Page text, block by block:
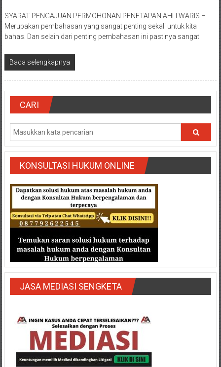
Konsultan
Hukum
Pajak/
Mediator/
Mediasi/
Yogyakarta/Jogja/
kalten/Solo/
Purwakarta,
Sukoharjo/
Semarang/
Batang/Brebes/
Purworejo,
Kebumen/Magelang/Temanggung/Mungkid/Demak/
Batu/
Blitar/Surabaya/Palembang/
Bekasi/Jakarta
selatan/
Jakarta
Utara/
Jakarta
Pusat/
Karawang/
Lampung
Timur/Lampung/
Bengkulu/
SYARAT PENGAJUAN PERMOHONAN PENETAPAN AHLI WARIS –
Merupakan pembahasan yang sangat penting sekali untuk kita
bahas. Dan selain dari penting pembahasan ini pastinya sangat
Baca selengkapnya
CARI
KONSULTASI HUKUM ONLINE
JASA MEDIASI SENGKETA